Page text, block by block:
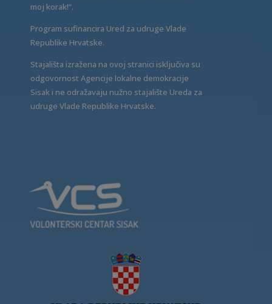
moj korak!“.
Program sufinancira Ured za udruge Vlade
Republike Hrvatske.
Stajališta izražena na ovoj stranici isključiva su
odgovornost Agencije lokalne demokracije
Sisak i ne odražavaju nužno stajalište Ureda za
udruge Vlade Republike Hrvatske.